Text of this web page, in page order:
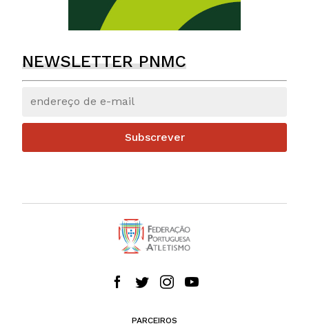
NEWSLETTER PNMC
Subscrever
PARCEIROS